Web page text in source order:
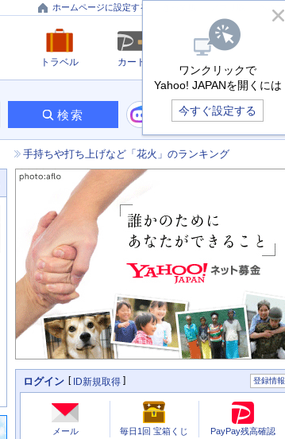
ワンクリックで
Yahoo! JAPANを開くには
今すぐ設定する
ホームページに設定する
トラベル カード
検索
手持ちや打ち上げなど「花火」のランキング
個
人
ログイン ID新規取得 登録情報
あ
た
の
ス
メール 毎日1回 宝箱くじ PayPay残高確認